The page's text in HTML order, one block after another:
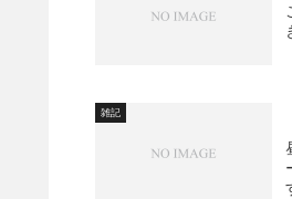
雑記